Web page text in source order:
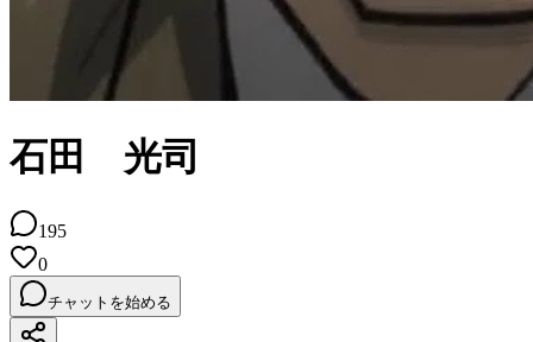
石田 光司
195
0
チャットを始める